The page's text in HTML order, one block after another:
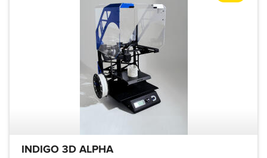
INDIGO 3D ALPHA